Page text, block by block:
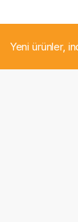
Yeni ürünler,